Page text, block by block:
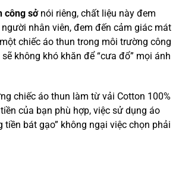
công sởnói riêng, chất liệu này đem
nhân viên, đem đến cảm giác mát
chiếc áo thun trong môi trường công
không khó khăn để “cưa đổ” mọi ánh
chiếc áo thun làm từ vải Cotton 100%
của bạn phù hợp, việc sử dụng áo
bát gạo” không ngại việc chọn phải